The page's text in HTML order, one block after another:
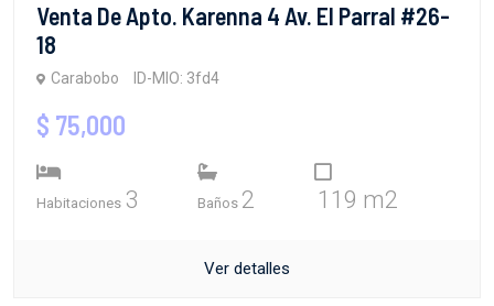
Venta De Apto. Karenna 4 Av. El Parral #26-
18
Carabobo ID-MIO: 3fd4
$ 75,000
Habitaciones 3 Baños 2 119 m2
Ver detalles